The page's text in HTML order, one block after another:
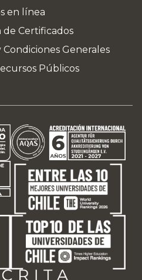
en línea
de Certificados
Condiciones Generales
Públicos